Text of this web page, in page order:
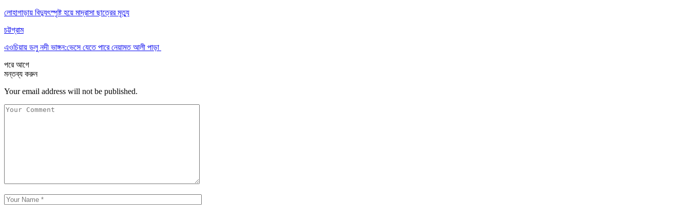
লোহাগাড়ায় বিদ্যুৎস্পৃষ্ট হয়ে মাদ্রাসা ছাত্রের মৃত্যু
চট্টগ্রাম
এওচিয়ায় ডলু নদী ভাঙ্গন:ভেসে যেতে পারে নেয়ামত আলী পাড়া
পরেআগে
মন্তব্য করুন
Your email address will not be published.